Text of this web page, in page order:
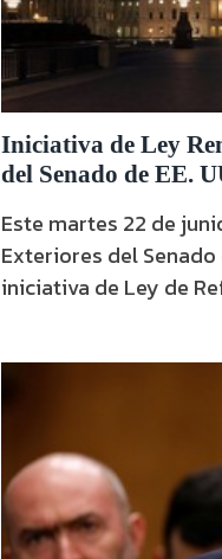
Iniciativa de Ley
del Senado de EE.
Este martes 22 de
Exteriores del
iniciativa de Ley de
Régimen de Daniel
por sanciones de Estados
iniciativa de Ley tiene